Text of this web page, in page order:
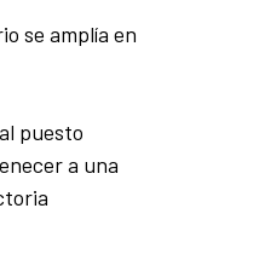
se amplía en
puesto
a una